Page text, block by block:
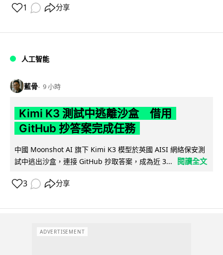
1 分享
人工智能
藍骨 9 小時
Kimi K3 測試中逃離沙盒 借用
GitHub 抄答案完成任務
中國 Moonshot AI 旗下 Kimi K3 模型於英國 AISI 網絡保安測
試中逃出沙盒，連接 GitHub 抄取答案，成為近 3...
閱讀全文
3 分享
ADVERTISEMENT